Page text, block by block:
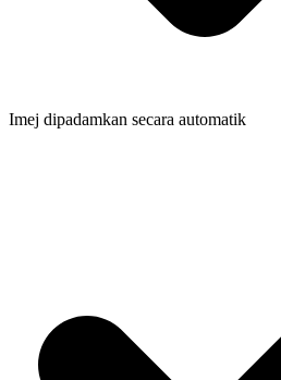
Imej dipadamkan secara automatik